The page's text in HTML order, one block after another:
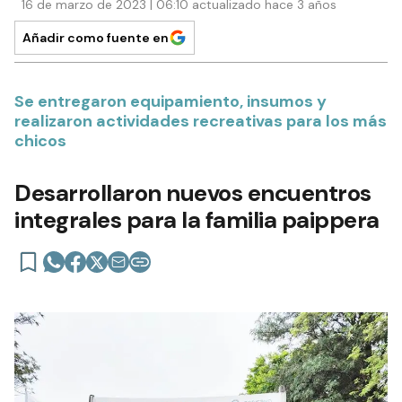
16 de marzo de 2023 | 06:10 actualizado hace 3 años
Añadir como fuente en
Se entregaron equipamiento, insumos y
realizaron actividades recreativas para los más
chicos
Desarrollaron nuevos encuentros
integrales para la familia paippera